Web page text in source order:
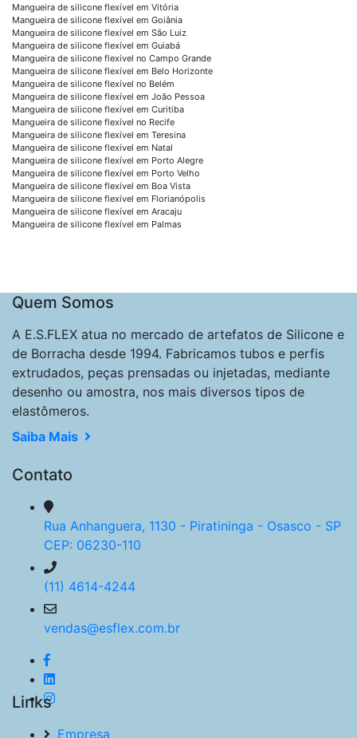
Mangueira de silicone flexível em Vitória
Mangueira de silicone flexível em Goiânia
Mangueira de silicone flexível em São Luiz
Mangueira de silicone flexível em Guiabá
Mangueira de silicone flexível no Campo Grande
Mangueira de silicone flexível em Belo Horizonte
Mangueira de silicone flexível no Belém
Mangueira de silicone flexível em João Pessoa
Mangueira de silicone flexível em Curitiba
Mangueira de silicone flexível no Recife
Mangueira de silicone flexível em Teresina
Mangueira de silicone flexível em Natal
Mangueira de silicone flexível em Porto Alegre
Mangueira de silicone flexível em Porto Velho
Mangueira de silicone flexível em Boa Vista
Mangueira de silicone flexível em Florianópolis
Mangueira de silicone flexível em Aracaju
Mangueira de silicone flexível em Palmas
Quem Somos
A E.S.FLEX atua no mercado de artefatos de Silicone e
de Borracha desde 1994. Fabricamos tubos e perfis
extrudados, peças prensadas ou injetadas, mediante
desenho ou amostra, nos mais diversos tipos de
elastômeros.
Saiba Mais
Contato
Rua Anhanguera, 1130 - Piratininga - Osasco - SP
CEP: 06230-110
(11) 4614-4244
vendas@esflex.com.br
Links
Empresa